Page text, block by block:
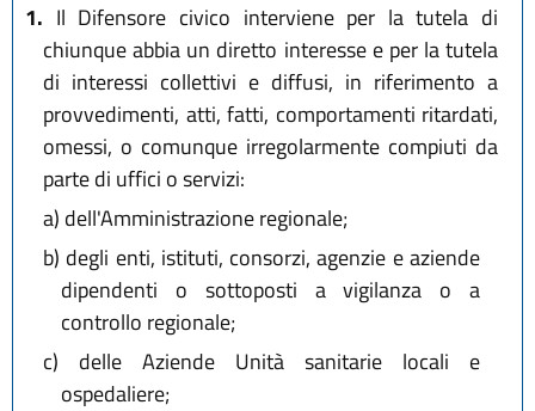
1. Il Difensore civico interviene per la tutela di
chiunque abbia un diretto interesse e per la tutela
di interessi collettivi e diffusi, in riferimento a
provvedimenti, atti, fatti, comportamenti ritardati,
omessi, o comunque irregolarmente compiuti da
parte di uffici o servizi:
a) dell'Amministrazione regionale;
b) degli enti, istituti, consorzi, agenzie e aziende
dipendenti o sottoposti a vigilanza o a
controllo regionale;
c) delle Aziende Unità sanitarie locali e
ospedaliere;